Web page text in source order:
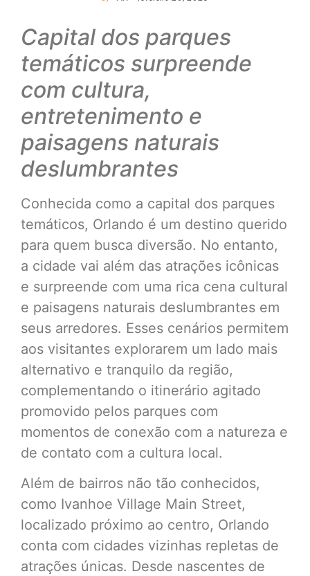
Capital dos parques
temáticos surpreende
com cultura,
entretenimento e
paisagens naturais
deslumbrantes
Conhecida como a capital dos parques
temáticos, Orlando é um destino querido
para quem busca diversão. No entanto,
a cidade vai além das atrações icônicas
e surpreende com uma rica cena cultural
e paisagens naturais deslumbrantes em
seus arredores. Esses cenários permitem
aos visitantes explorarem um lado mais
alternativo e tranquilo da região,
complementando o itinerário agitado
promovido pelos parques com
momentos de conexão com a natureza e
de contato com a cultura local.
Além de bairros não tão conhecidos,
como Ivanhoe Village Main Street,
localizado próximo ao centro, Orlando
conta com cidades vizinhas repletas de
atrações únicas. Desde nascentes de